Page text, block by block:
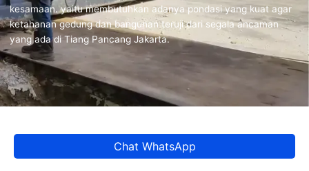
kesamaan. yaitu membutuhkan adanya pondasi yang kuat agar
ketahanan gedung dan bangunan teruji dari segala ancaman
yang ada di Tiang Pancang Jakarta.
Chat WhatsApp